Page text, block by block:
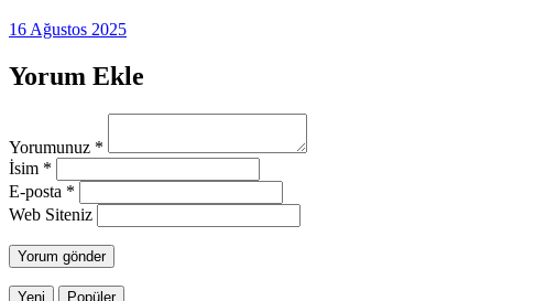
16 Ağustos 2025
Yorum Ekle
Yorumunuz *
İsim *
E-posta *
Web Siteniz
Yeni Popüler